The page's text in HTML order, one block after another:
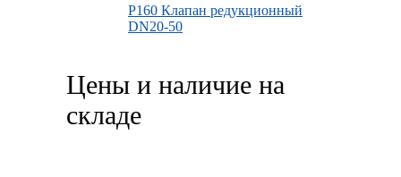
P160 Клапан редукционный
DN20-50
Цены и наличие на
складе